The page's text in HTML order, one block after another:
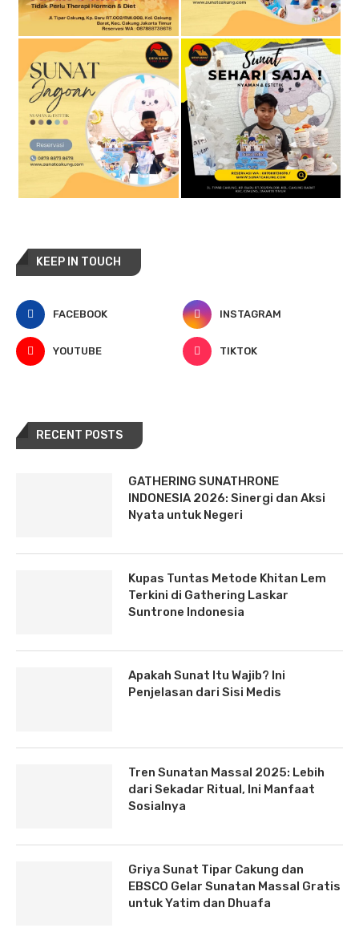
KEEP IN TOUCH
FACEBOOK INSTAGRAM
YOUTUBE TIKTOK
RECENT POSTS
GATHERING SUNATHRONE
INDONESIA 2026: Sinergi dan Aksi
Nyata untuk Negeri
Kupas Tuntas Metode Khitan Lem
Terkini di Gathering Laskar
Suntrone Indonesia
Apakah Sunat Itu Wajib? Ini
Penjelasan dari Sisi Medis
Tren Sunatan Massal 2025: Lebih
dari Sekadar Ritual, Ini Manfaat
Sosialnya
Griya Sunat Tipar Cakung dan
EBSCO Gelar Sunatan Massal Gratis
untuk Yatim dan Dhuafa